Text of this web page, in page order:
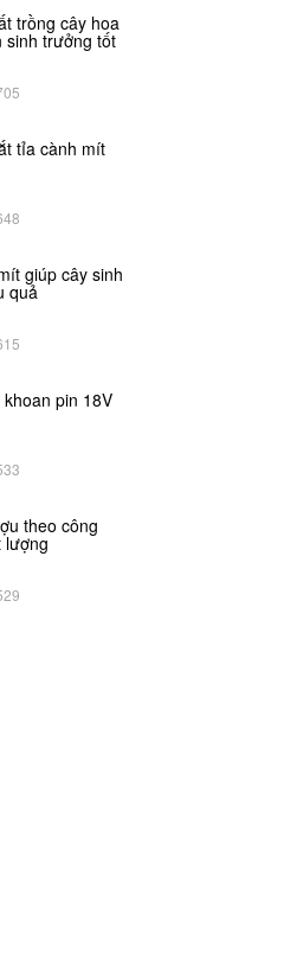
trồng cây hoa
sinh trưởng tốt
tỉa cành mít
giúp cây sinh
quả
pin 18V
theo công
lượng